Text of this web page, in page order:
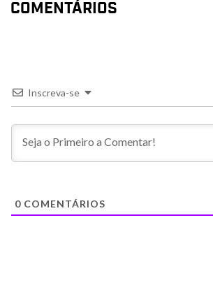
COMENTÁRIOS
Inscreva-se
0 COMENTÁRIOS